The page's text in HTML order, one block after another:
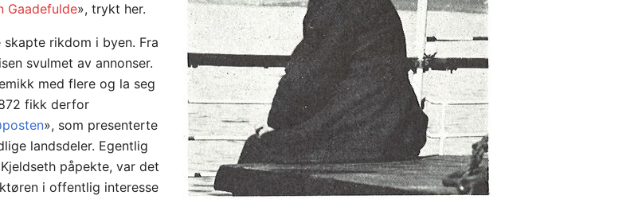
Gaadefulde», trykt her.
rikdom i byen. Fra
svulmet av annonser.
med flere og la seg
fikk derfor
», som presenterte
landsdeler. Egentlig
påpekte, var det
i offentlig interesse